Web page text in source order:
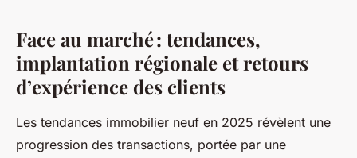
Face au marché : tendances,
implantation régionale et retours
d’expérience des clients
Les tendances immobilier neuf en 2025 révèlent une
progression des transactions, portée par une